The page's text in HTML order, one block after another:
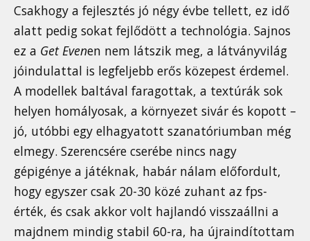
Csakhogy a fejlesztés jó négy évbe tellett, ez idő
alatt pedig sokat fejlődött a technológia. Sajnos
ez a Get Evenen nem látszik meg, a látványvilág
jóindulattal is legfeljebb erős közepest érdemel.
A modellek baltával faragottak, a textúrák sok
helyen homályosak, a környezet sivár és kopott –
jó, utóbbi egy elhagyatott szanatóriumban még
elmegy. Szerencsére cserébe nincs nagy
gépigénye a játéknak, habár nálam előfordult,
hogy egyszer csak 20-30 közé zuhant az fps-
érték, és csak akkor volt hajlandó visszaállni a
majdnem mindig stabil 60-ra, ha újraindítottam